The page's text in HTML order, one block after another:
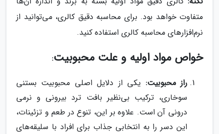
متفاوت خواهد بود. برای محاسبه دقیق کالری، می‌توانید از
نرم‌افزارهای محاسبه کالری استفاده کنید.
خواص مواد اولیه و علت محبوبیت:
راز محبوبیت: یکی از دلایل اصلی محبوبیت بستنی
سوخاری، ترکیب بی‌نظیر بافت ترد بیرونی و نرمی
درونی آن است. علاوه بر این، تنوع در طعم و تزئینات،
این دسر را به انتخابی جذاب برای افراد با سلیقه‌های